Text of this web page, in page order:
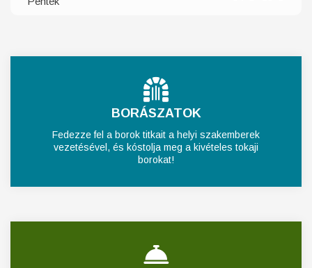
BORÁSZATOK
Fedezze fel a borok titkait a helyi szakemberek
vezetésével, és kóstolja meg a kivételes tokaji
borokat!